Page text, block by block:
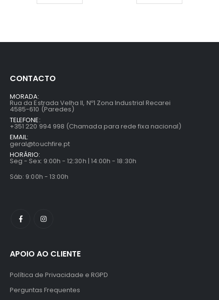
CONTACTO
MORADA:
Rua da Estrada Velha II, Nº1 Zona Industrial Recarei
4585-610 (Paredes)
TELEFONE:
+351 220 994 998 (Chamada para rede fixa nacional)
EMAIL:
geral@touchfire.pt
HORÁRIO:
Seg - Sex: 9:00h - 12:30h | 14:00h - 18:30h
Sáb: 9:00h - 13:00h
APOIO AO CLIENTE
Política de Privacidade e RGPD
Perguntas Frequentes